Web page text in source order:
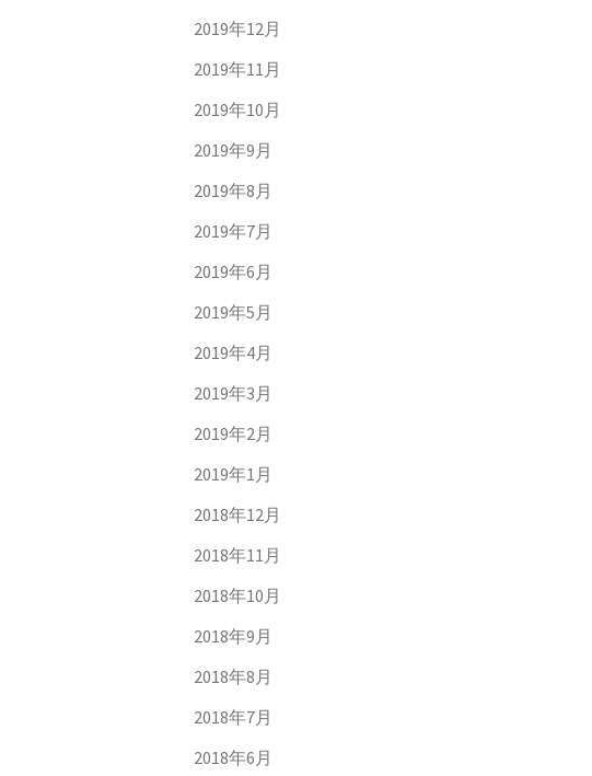
2019年12月
2019年11月
2019年10月
2019年9月
2019年8月
2019年7月
2019年6月
2019年5月
2019年4月
2019年3月
2019年2月
2019年1月
2018年12月
2018年11月
2018年10月
2018年9月
2018年8月
2018年7月
2018年6月